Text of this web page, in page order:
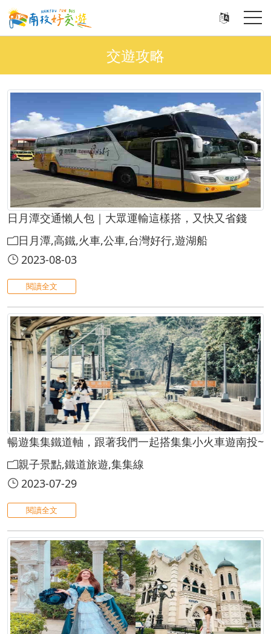
交遊攻略
日月潭交通懶人包｜大眾運輸這樣搭，又快又省錢
日月潭,高鐵,火車,公車,台灣好行,遊湖船
2023-08-03
閱讀全文
暢遊集集鐵道軸，跟著我們一起搭集集小火車遊南投~
親子景點,鐵道旅遊,集集線
2023-07-29
閱讀全文